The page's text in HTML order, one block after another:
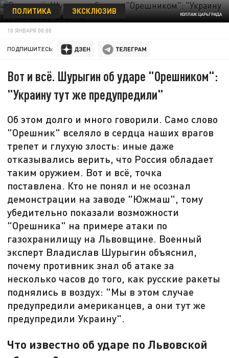
КОЛЛАЖ ЦАРЬГРАДА
ПОЛИТИКА ЭКСКЛЮЗИВ
10 ЯНВАРЯ 00:00
ПОДПИШИТЕСЬ:
Вот и всё. Шурыгин об ударе "Орешником":
"Украину тут же предупредили"
Об этом долго и много говорили. Само слово
"Орешник" вселяло в сердца наших врагов
трепет и глухую злость: иные даже
отказывались верить, что Россия обладает
таким оружием. Вот и всё, точка
поставлена. Кто не понял и не осознал
демонстрации на заводе "Южмаш", тому
убедительно показали возможности
"Орешника" на примере атаки по
газохранилищу на Львовщине. Военный
эксперт Владислав Шурыгин объяснил,
почему противник знал об атаке за
несколько часов до того, как русские ракеты
поднялись в воздух: "Мы в этом случае
предупредили американцев, а они тут же
предупредили Украину".
Что известно об ударе по Львовской